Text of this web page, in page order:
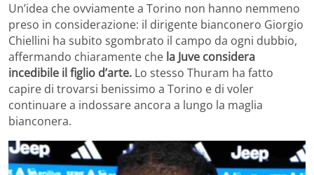
Un’idea che ovviamente a Torino non hanno nemmeno
preso in considerazione: il dirigente bianconero Giorgio
Chiellini ha subito sgombrato il campo da ogni dubbio,
affermando chiaramente che la Juve considera
incedibile il figlio d’arte. Lo stesso Thuram ha fatto
capire di trovarsi benissimo a Torino e di voler
continuare a indossare ancora a lungo la maglia
bianconera.